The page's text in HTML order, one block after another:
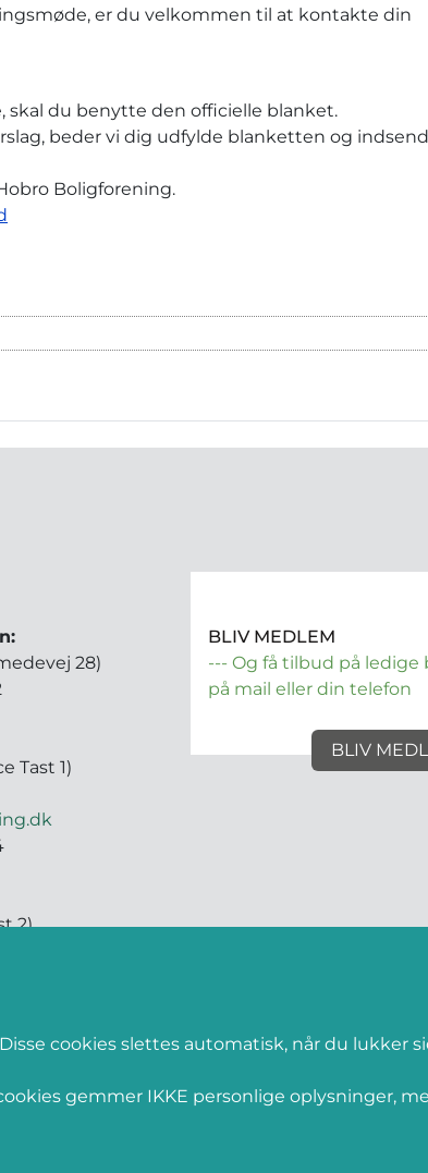
er du velkommen til at kontakte din
du benytte den officielle blanket.
beder vi dig udfylde blanketten og
Boligforening.
28)
Tast 1)
2)
BLIV MEDLEM
--- Og få tilbud på ledige
på mail eller din telefon
BLIV
cookies slettes automatisk, når du lukker
gemmer IKKE personlige oplysninger,